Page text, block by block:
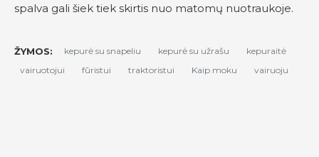
spalva gali šiek tiek skirtis nuo matomų nuotraukoje.
ŽYMOS: kepurė su snapeliu kepurė su užrašu
kepuraitė
vairuotojui
fūristui traktoristui Kaip moku vairuoju